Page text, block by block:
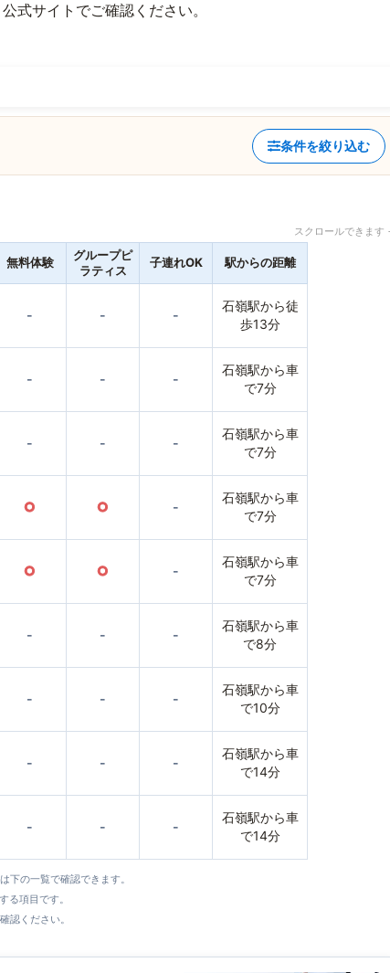
式サイトでご確認ください。
条件を絞り込む
スクロールできま
無料体験
グループピ
ラティス
子連れOK 駅からの距離
- - -
石嶺駅から徒
歩13分
- - -
石嶺駅から車
で7分
- - -
石嶺駅から車
で7分
○ ○ -
石嶺駅から車
で7分
○ ○ -
石嶺駅から車
で7分
- - -
石嶺駅から車
で8分
- - -
石嶺駅から車
で10分
- - -
石嶺駅から車
で14分
- - -
石嶺駅から車
で14分
下の一覧で確認できます。
る項目です。
認ください。